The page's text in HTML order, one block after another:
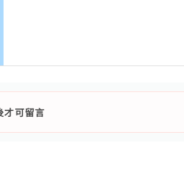
才可留言